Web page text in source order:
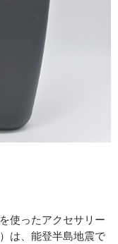
使ったアクセサリー
は、能登半島地震で